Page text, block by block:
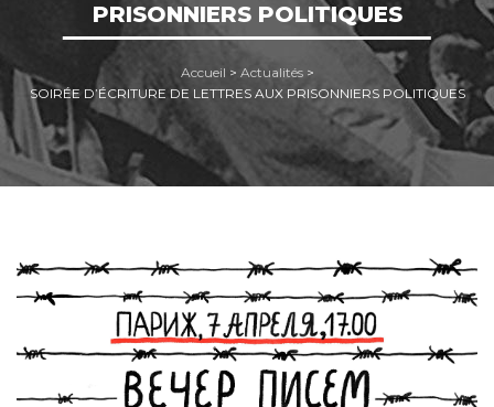
PRISONNIERS POLITIQUES
Accueil > Actualités>
SOIRÉE D’ÉCRITURE DE LETTRES AUX PRISONNIERS POLITIQUES